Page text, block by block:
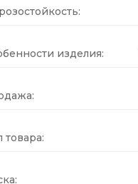
изделия:
товара: